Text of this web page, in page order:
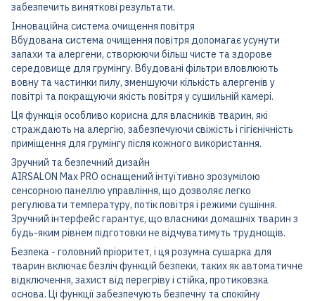
забезпечить виняткові результати.
Інноваційна система очищення повітря
Вбудована система очищення повітря допомагає усунути
запахи та алергени, створюючи більш чисте та здорове
середовище для грумінгу. Вбудовані фільтри вловлюють
вовну та частинки пилу, зменшуючи кількість алергенів у
повітрі та покращуючи якість повітря у сушильній камері.
Ця функція особливо корисна для власників тварин, які
страждають на алергію, забезпечуючи свіжість і гігієнічність
приміщення для грумінгу після кожного використання.
Зручний та безпечний дизайн
AIRSALON Max PRO оснащений інтуїтивно зрозумілою
сенсорною панеллю управління, що дозволяє легко
регулювати температуру, потік повітря і режими сушіння.
Зручний інтерфейс гарантує, що власники домашніх тварин з
будь-яким рівнем підготовки не відчуватимуть труднощів.
Безпека - головний пріоритет, і ця розумна сушарка для
тварин включає безліч функцій безпеки, таких як автоматичне
відключення, захист від перегріву і стійка, протиковзка
основа. Ці функції забезпечують безпечну та спокійну